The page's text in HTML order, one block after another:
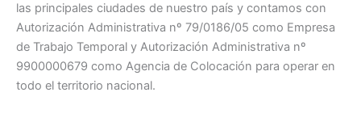
las principales ciudades de nuestro país y contamos con
Autorización Administrativa nº 79/0186/05 como Empresa
de Trabajo Temporal y Autorización Administrativa nº
9900000679 como Agencia de Colocación para operar en
todo el territorio nacional.